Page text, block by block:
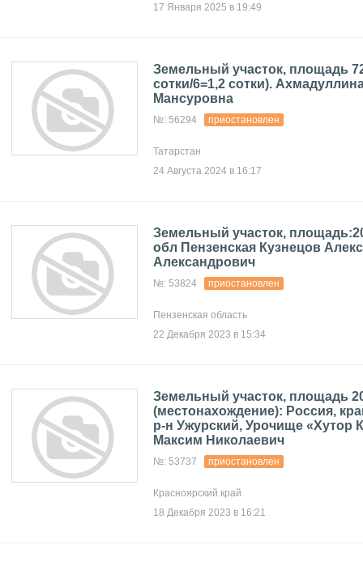
17 Января 2025 в 19:49
Земельный участок, площадь
сотки/6=1,2 сотки).
Мансуровна
№: 56294 приостановлен
Татарстан
24 Августа 2024 в 16:17
Земельный участок,
обл Пензенская Кузнецов
Александрович
№: 53824 приостановлен
Пензенская область
22 Декабря 2023 в 15:34
Земельный участок, площадь
(местонахождение): Россия,
р-н Ужурский, Урочище «Хутор
Максим Николаевич
№: 53737 приостановлен
Красноярский край
18 Декабря 2023 в 16:21